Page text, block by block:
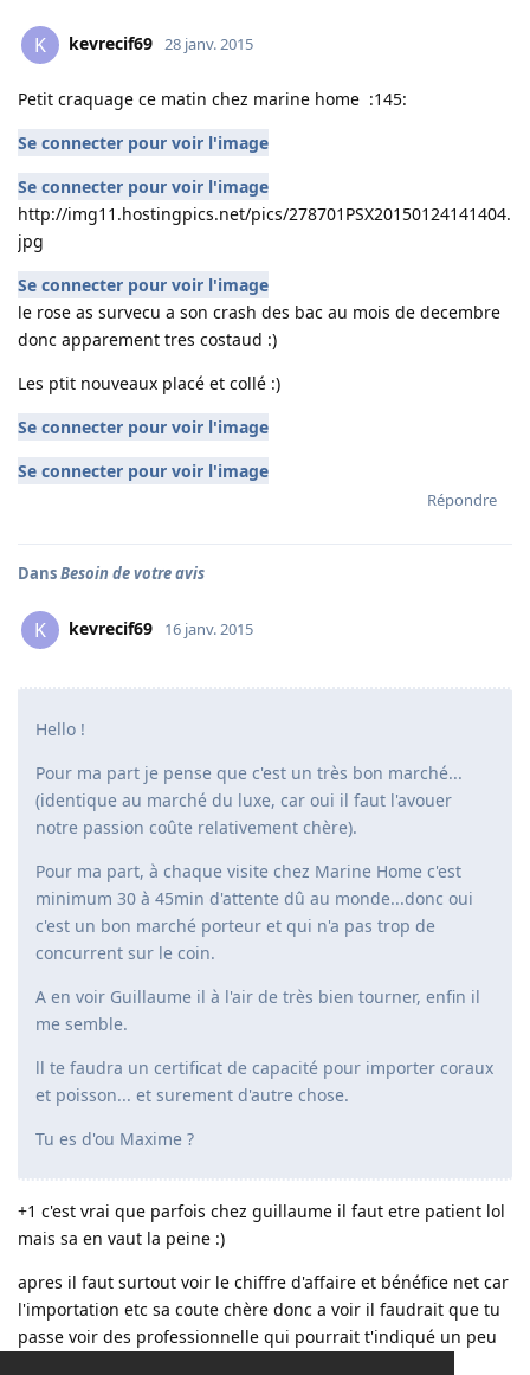
K kevrecif69 28 janv. 2015
Petit craquage ce matin chez marine home :145:
Se connecter pour voir l'image
Se connecter pour voir l'image
http://img11.hostingpics.net/pics/278701PSX20150124141404.
jpg
Se connecter pour voir l'image
le rose as survecu a son crash des bac au mois de decembre
donc apparement tres costaud :)
Les ptit nouveaux placé et collé :)
Se connecter pour voir l'image
Se connecter pour voir l'image
Répondre
DansBesoin de votre avis
K kevrecif69 16 janv. 2015
Hello !
Pour ma part je pense que c'est un très bon marché...
(identique au marché du luxe, car oui il faut l'avouer
notre passion coûte relativement chère).
Pour ma part, à chaque visite chez Marine Home c'est
minimum 30 à 45min d'attente dû au monde...donc oui
c'est un bon marché porteur et qui n'a pas trop de
concurrent sur le coin.
A en voir Guillaume il à l'air de très bien tourner, enfin il
me semble.
ll te faudra un certificat de capacité pour importer coraux
et poisson... et surement d'autre chose.
Tu es d'ou Maxime ?
+1 c'est vrai que parfois chez guillaume il faut etre patient lol
mais sa en vaut la peine :)
apres il faut surtout voir le chiffre d'affaire et bénéfice net car
l'importation etc sa coute chère donc a voir il faudrait que tu
passe voir des professionnelle qui pourrait t'indiqué un peu